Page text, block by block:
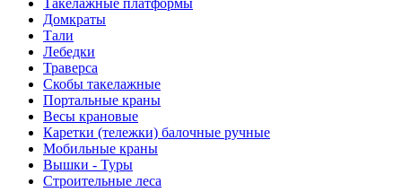
Такелажные платформы
Домкраты
Тали
Лебедки
Траверса
Скобы такелажные
Портальные краны
Весы крановые
Каретки (тележки) балочные ручные
Мобильные краны
Вышки - Туры
Строительные леса